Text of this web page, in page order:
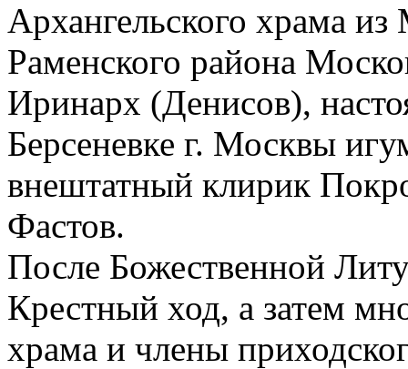
Архангельского храма
Раменского района
Иринарх (Денисов),
Берсеневке г. Москвы
внештатный клирик
Фастов.
После Божественной
Крестный ход, а затем
храма и члены